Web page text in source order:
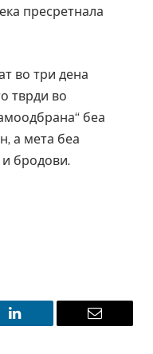
пресретнала
во три дена
тврди во
беа
а мета беа
и бродови.
LinkedIn Email